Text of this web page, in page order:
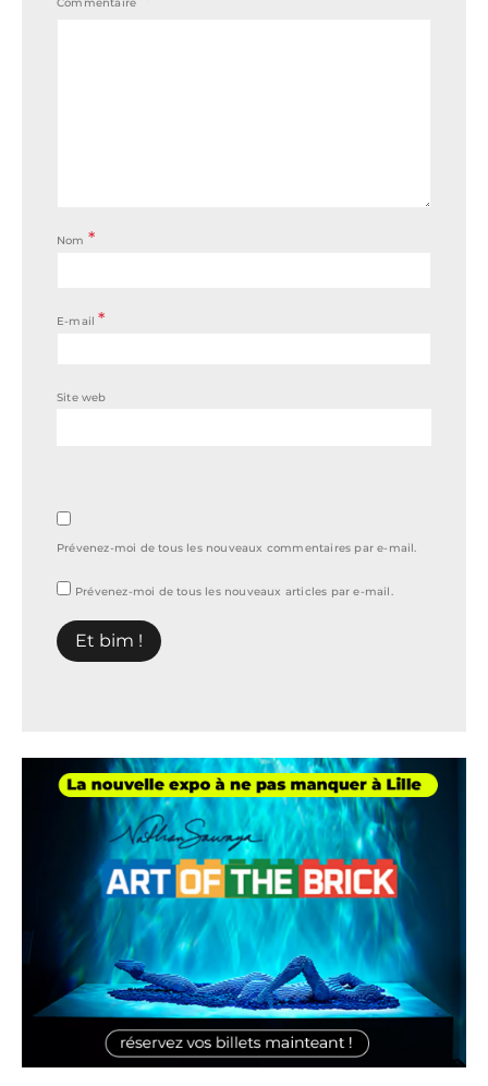
Commentaire
Nom *
E-mail*
Site web
Prévenez-moi de tous les nouveaux commentaires par e-mail.
Prévenez-moi de tous les nouveaux articles par e-mail.